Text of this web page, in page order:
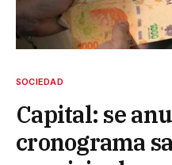
SOCIEDAD
Capital: se
cronograma